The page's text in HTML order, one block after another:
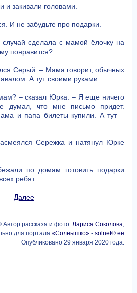
и закивали головами.
И не забудьте про подарки.
сделала с мамой ёлочку на
понравится?
Серый. – Мама говорит, обычных
А тут своими руками.
– сказал Юрка. – Я еще ничего
думал, что мне письмо придет.
и папа билеты купили. А тут –
Сережка и натянул Юрке
по домам готовить подарки
ребят.
Далее
Автор рассказа и фото: Лариса Соколова
для портала «Солнышко» - solnet®.ee
Опубликовано 29 января 2020 года.